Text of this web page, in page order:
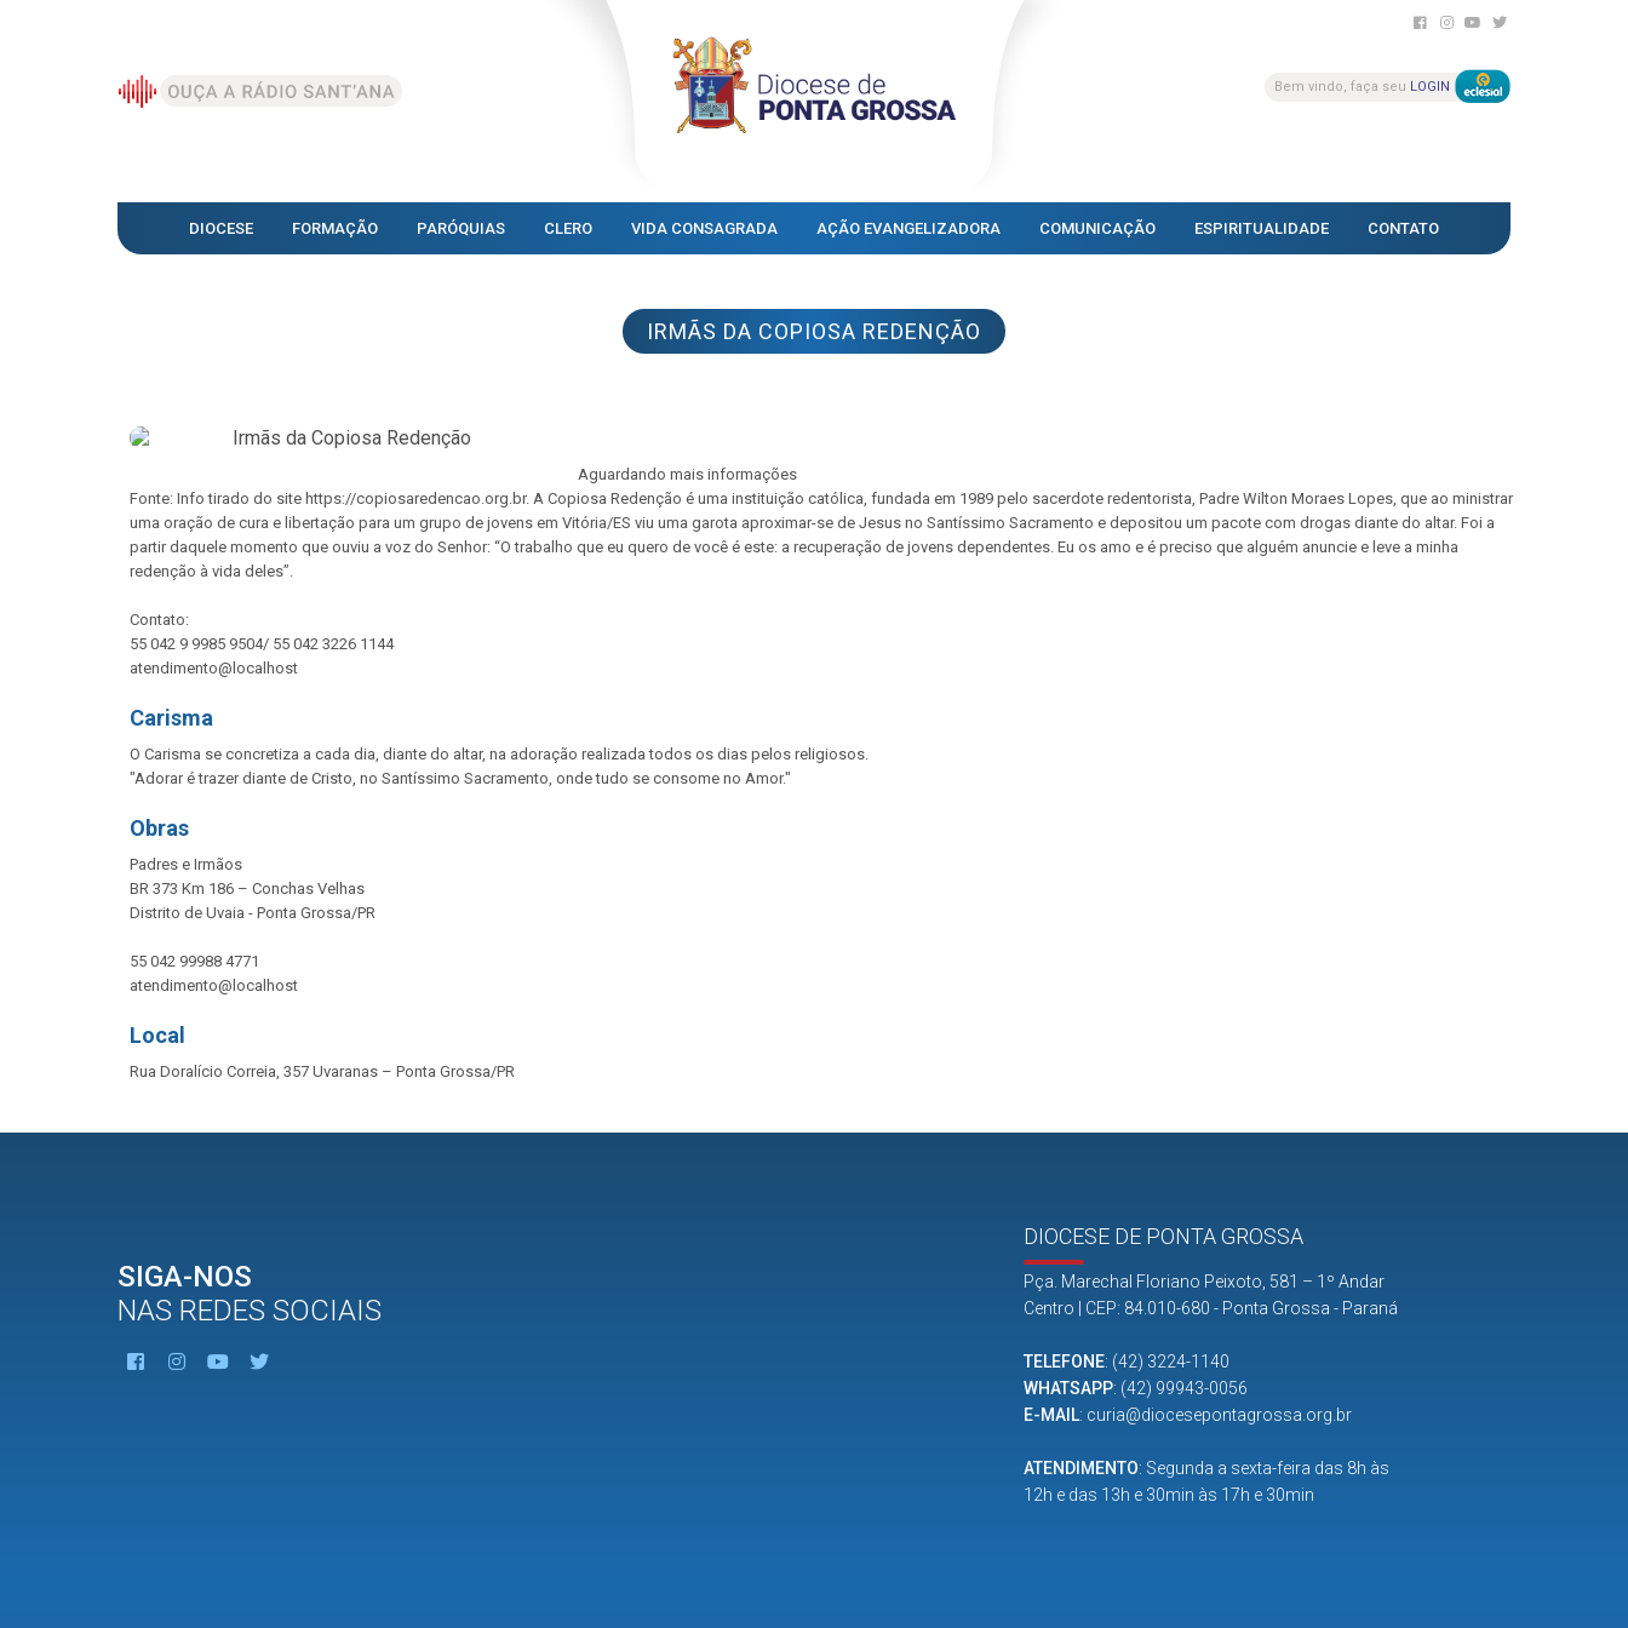
Bem vindo, faça seu LOGIN
DIOCESE FORMAÇÃO PARÓQUIAS CLERO VIDA CONSAGRADA AÇÃO EVANGELIZADORA COMUNICAÇÃO ESPIRITUALIDADE CONTATO
IRMÃS DA COPIOSA REDENÇÃO
Aguardando mais informações
Fonte: Info tirado do site https://copiosaredencao.org.br. A Copiosa Redenção é uma instituição católica, fundada em 1989 pelo sacerdote redentorista, Padre Wilton Moraes Lopes, que ao ministrar
uma oração de cura e libertação para um grupo de jovens em Vitória/ES viu uma garota aproximar-se de Jesus no Santíssimo Sacramento e depositou um pacote com drogas diante do altar. Foi a
partir daquele momento que ouviu a voz do Senhor: “O trabalho que eu quero de você é este: a recuperação de jovens dependentes. Eu os amo e é preciso que alguém anuncie e leve a minha
redenção à vida deles”.
Contato:
55 042 9 9985 9504/ 55 042 3226 1144
atendimento@localhost
Carisma
O Carisma se concretiza a cada dia, diante do altar, na adoração realizada todos os dias pelos religiosos.
"Adorar é trazer diante de Cristo, no Santíssimo Sacramento, onde tudo se consome no Amor."
Obras
Padres e Irmãos
BR 373 Km 186 – Conchas Velhas
Distrito de Uvaia - Ponta Grossa/PR
55 042 99988 4771
atendimento@localhost
Local
Rua Doralício Correia, 357 Uvaranas – Ponta Grossa/PR
SIGA-NOS
NAS REDES SOCIAIS
DIOCESE DE PONTA GROSSA
Pça. Marechal Floriano Peixoto, 581 – 1º Andar
Centro | CEP: 84.010-680 - Ponta Grossa - Paraná
TELEFONE: (42) 3224-1140
WHATSAPP: (42) 99943-0056
E-MAIL: curia@diocesepontagrossa.org.br
ATENDIMENTO: Segunda a sexta-feira das 8h às
12h e das 13h e 30min às 17h e 30min